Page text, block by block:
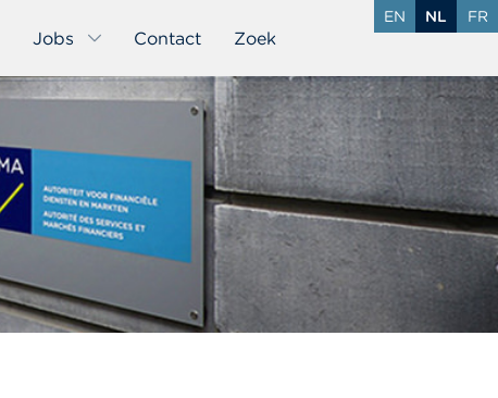
Jobs Contact Zoek
EN NL FR